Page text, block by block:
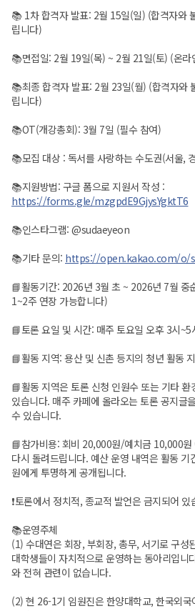
📚 1차 합격자 발표: 2월 15일(일) (합격자와
립니다)
📚면접일: 2월 19일(목) ~ 2월 21일(토) (온라
📚최종 합격자 발표: 2월 23일(월) (합격자와
립니다)
📚OT(개강총회): 3월 7일 (필수 참여)
📚모집 대상 : 독서를 사랑하는 수도권(서울,
📚지원방법: 구글 폼으로 지원서 작성 :
https://forms.gle/mzgpdE9GjysYgktT6
📚인스타그램: @sudaeyeon
📚기타 문의: https://open.kakao.com/o/
📘활동기간: 2026년 3월 초 ~ 2026년 7월 중
1~2주 연장 가능합니다)
📘토론 요일 및 시간: 매주 토요일 오후 3시
📘활동 지역: 용산 및 신촌 등지의 청년 활동
📘활동 지역은 토론 신청 인원수 또는 기타
있습니다. 매주 카페에 올라오는 토론 공지글
수 있습니다.
📘참가비용: 회비 20,000원/예치금 10,000원
다시 돌려드립니다. 예산 운영 내역은 활동 기
원에게 투명하게 공개됩니다.
❗토론에서 정치적, 종교적 발언은 금지되어 있
📚운영주체
(1) 수대연은 회장, 부회장, 총무, 서기로 구성
대학생들이 자치적으로 운영하는 동아리입니
와 전혀 관련이 없습니다.
(2) 현 26-1기 임원진은 한양대학교, 한국외